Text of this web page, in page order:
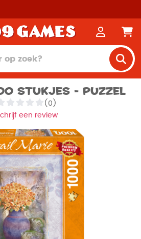
stukjes - Puzzel
(0)
een review